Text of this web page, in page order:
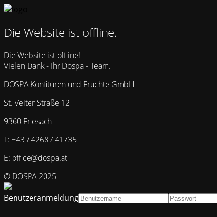
Die Website ist offline.
Die Website ist offline!
Vielen Dank - Ihr Dospa - Team.
DOSPA Konfitüren und Früchte GmbH
St. Veiter Straße 12
9360 Friesach
T: +43 / 4268 / 41735
E: office@dospa.at
© DOSPA 2025
Benutzeranmeldung